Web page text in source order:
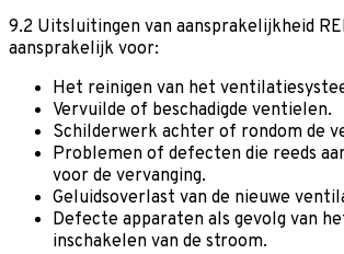
9.2 Uitsluitingen van aansprakelijkheid
aansprakelijk voor:
Het reinigen van het
Vervuilde of beschadigde ventielen.
Schilderwerk achter of rondom de
Problemen of defecten die reeds
voor de vervanging.
Geluidsoverlast van de nieuwe
Defecte apparaten als gevolg van
inschakelen van de stroom.